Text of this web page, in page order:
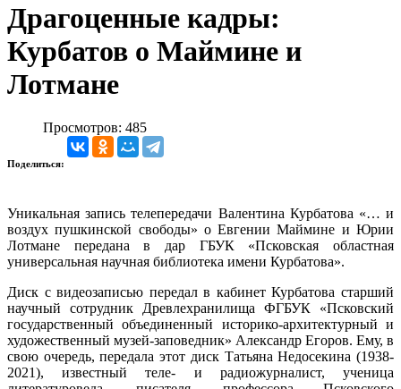
Драгоценные кадры:
Курбатов о Маймине и
Лотмане
Просмотров: 485
Поделиться:
Уникальная запись телепередачи Валентина Курбатова «… и
воздух пушкинской свободы» о Евгении Маймине и Юрии
Лотмане передана в дар ГБУК «Псковская областная
универсальная научная библиотека имени Курбатова».
Диск с видеозаписью передал в кабинет Курбатова старший
научный сотрудник Древлехранилища ФГБУК «Псковский
государственный объединенный историко-архитектурный и
художественный музей-заповедник» Александр Егоров. Ему, в
свою очередь, передала этот диск Татьяна Недосекина (1938-
2021), известный теле- и радиожурналист, ученица